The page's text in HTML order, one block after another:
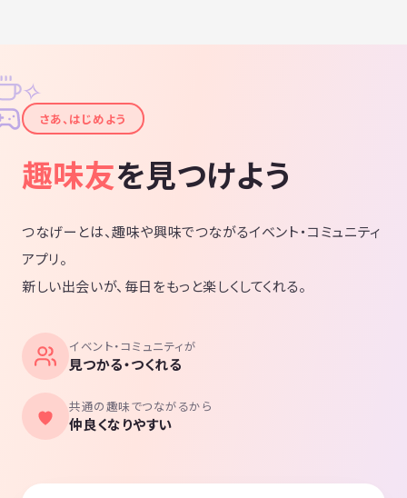
店」が見えてきます。この交差点（正面は帝国ホテルタワー）を右に曲
がり2つ目のビル「紫ビル」の8階です。袖看板に「WhiteKey」の表示
が出ていますのでこのビルの8階が会場の「WhiteKey」になります。み
＜地下鉄銀座駅（地下）からのアクセス方法＞
ブの地下街が見えます（スタバや飲食店などがあります）。この地下街
上がります。ちょうどJR線などのガード下あたりに出ます。GINZAファ
イブを出たらすぐに右に進みガード（上が線路）をくぐります（日比谷
ます。2個目のビル袖看板に「WhiteKey」の表示が出ていますのでこの
ビルの8階が会場になります。1階はスポーツバー、地下は300円Barで
東京都千代田区有楽町1-2-14 紫ビル8階
✦
✧
さあ、はじめよう
趣味友を見つけよう
つなげーとは、趣味や興味でつながるイベント・コミュニティ
アプリ。
新しい出会いが、毎日をもっと楽しくしてくれる。
イベント・コミュニティが
見つかる・つくれる
共通の趣味でつながるから
仲良くなりやすい